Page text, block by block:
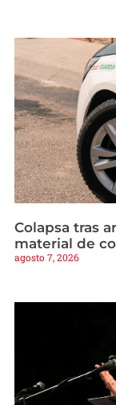
Colapsa tras
material de
agosto 7, 2026